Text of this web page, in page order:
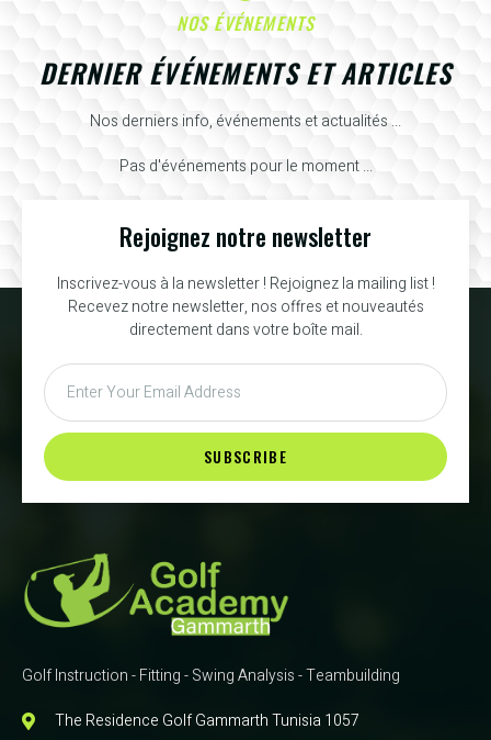
NOS ÉVÉNEMENTS
DERNIER ÉVÉNEMENTS ET ARTICLES
Nos derniers info, événements et actualités ...
Pas d'événements pour le moment ...
Rejoignez notre newsletter
Inscrivez-vous à la newsletter ! Rejoignez la mailing list !
Recevez notre newsletter, nos offres et nouveautés
directement dans votre boîte mail.
SUBSCRIBE
Golf Instruction - Fitting - Swing Analysis - Teambuilding
The Residence Golf Gammarth Tunisia 1057